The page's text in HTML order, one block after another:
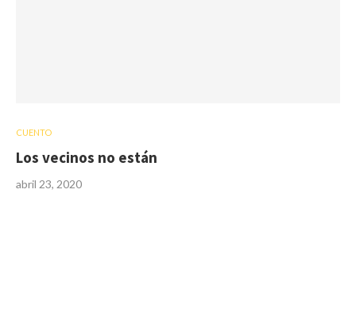
CUENTO
Los vecinos no están
abril 23, 2020